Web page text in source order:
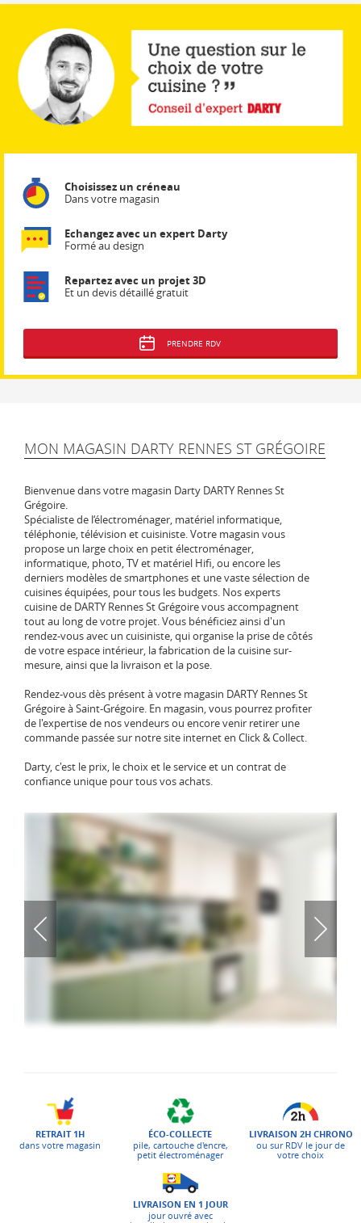
Choisissez un créneau
Dans votre magasin
Echangez avec un expert Darty
Formé au design
Repartez avec un projet 3D
Et un devis détaillé gratuit
PRENDRE RDV
MON MAGASIN DARTY RENNES ST GRÉGOIRE
Bienvenue dans votre magasin Darty DARTY Rennes St
Grégoire.
Spécialiste de l‘électroménager, matériel informatique,
téléphonie, télévision et cuisiniste. Votre magasin vous
propose un large choix en petit électroménager,
informatique, photo, TV et matériel Hifi, ou encore les
derniers modèles de smartphones et une vaste sélection de
cuisines équipées, pour tous les budgets. Nos experts
cuisine de DARTY Rennes St Grégoire vous accompagnent
tout au long de votre projet. Vous bénéficiez ainsi d'un
rendez-vous avec un cuisiniste, qui organise la prise de côtés
de votre espace intérieur, la fabrication de la cuisine sur-
mesure, ainsi que la livraison et la pose.
Rendez-vous dès présent à votre magasin DARTY Rennes St
Grégoire à Saint-Grégoire. En magasin, vous pourrez profiter
de l'expertise de nos vendeurs ou encore venir retirer une
commande passée sur notre site internet en Click & Collect.
Darty, c'est le prix, le choix et le service et un contrat de
confiance unique pour tous vos achats.
RETRAIT 1H
dans votre magasin
ÉCO-COLLECTE
pile, cartouche d'encre,
petit électroménager
LIVRAISON 2H CHRONO
ou sur RDV le jour de
votre choix
LIVRAISON EN 1 JOUR
jour ouvré avec